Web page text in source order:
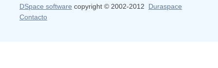
DSpace software copyright © 2002-2012 Duraspace
Contacto